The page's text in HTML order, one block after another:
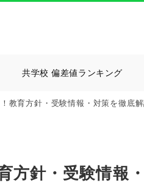
共学校 偏差値ランキング
教育方針・受験情報・対策を徹底
方針・受験情報